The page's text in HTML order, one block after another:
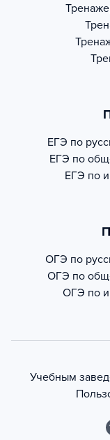
ЕГЭ по
ЕГЭ по
ЕГЭ по
ОГЭ по
ОГЭ по
ОГЭ по
Учебным